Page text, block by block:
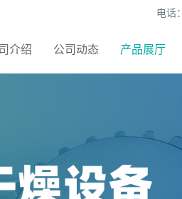
电话：
介绍 公司动态 产品展厅